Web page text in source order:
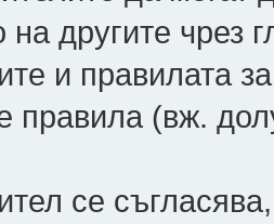
на другите чрез
и правилата
правила (вж.
се